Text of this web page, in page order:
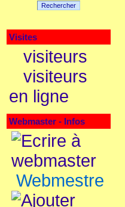
Rechercher
Visites
visiteurs
visiteurs
en ligne
Webmaster - Infos
Webmestre